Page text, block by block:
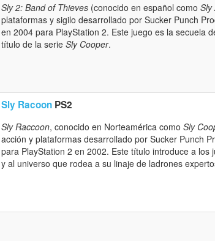
Sly 2: Band of Thieves (conocido en español como Sly
plataformas y sigilo desarrollado por Sucker Punch
en 2004 para PlayStation 2. Este juego es la secuela
título de la serie Sly Cooper.
Sly Racoon PS2
Sly Raccoon, conocido en Norteamérica como Sly
acción y plataformas desarrollado por Sucker Punch
para PlayStation 2 en 2002. Este título introduce a
y al universo que rodea a su linaje de ladrones